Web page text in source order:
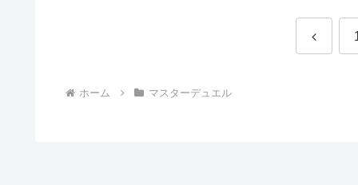
前
ホーム マスターデュエル